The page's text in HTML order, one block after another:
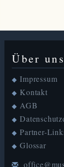
Über uns
◆ Impressum
◆ Kontakt
◆ AGB
◆
◆ Partner-
◆ Glossar